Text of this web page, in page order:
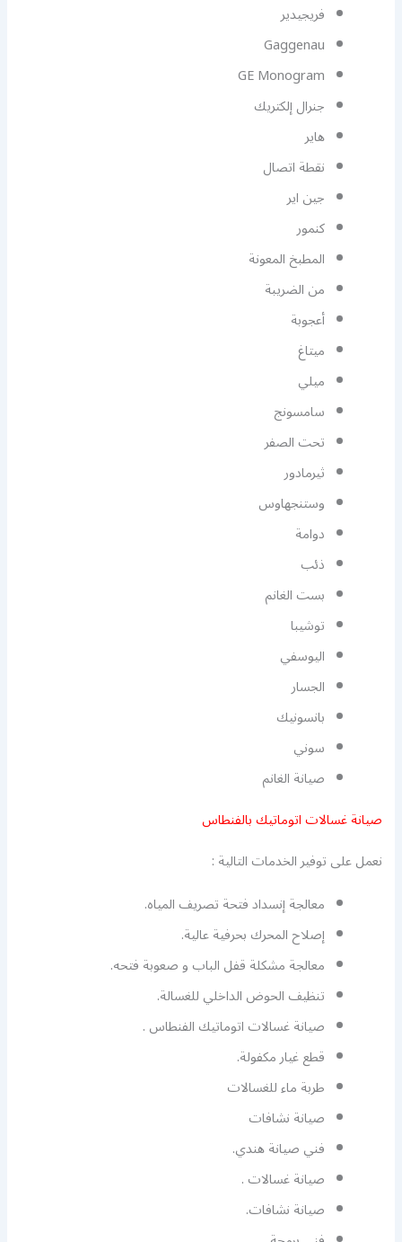
فريجيدير
Gaggenau
GE Monogram
جنرال إلكتريك
هاير
نقطة اتصال
جين اير
كنمور
المطبخ المعونة
من الضريبة
أعجوبة
ميتاغ
ميلي
سامسونج
تحت الصفر
ثيرمادور
وستنجهاوس
دوامة
ذئب
بست الغانم
توشيبا
اليوسفي
الجسار
بانسونيك
سوني
صيانة الغانم
صيانة غسالات اتوماتيك بالفنطاس
نعمل على توفير الخدمات التالية :
معالجة إنسداد فتحة تصريف المياه.
إصلاح المحرك بحرفية عالية.
معالجة مشكلة قفل الباب و صعوبة فتحه.
تنظيف الحوض الداخلي للغسالة.
صيانة غسالات اتوماتيك الفنطاس .
قطع غيار مكفولة.
طربة ماء للغسالات
صيانة نشافات
فني صيانة هندي.
صيانة غسالات .
صيانة نشافات.